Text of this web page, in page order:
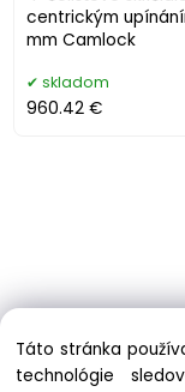
centrickým upínáním
mm Camlock
skladom
960.42 €
Táto stránka
technológie